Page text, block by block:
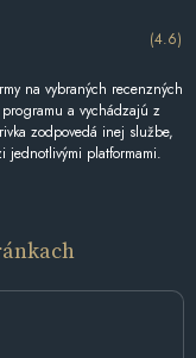
(4.6)
na vybraných recenzných
a vychádzajú z
zodpovedá inej službe,
platformami.